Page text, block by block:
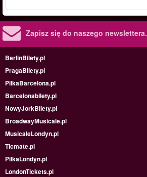
Zapisz się do naszego newslettera.
BerlinBilety.pl
PragaBilety.pl
PilkaBarcelona.pl
Barcelonabilety.pl
NowyJorkBilety.pl
BroadwayMusicale.pl
MusicaleLondyn.pl
Ticmate.pl
PilkaLondyn.pl
LondonTickets.pl